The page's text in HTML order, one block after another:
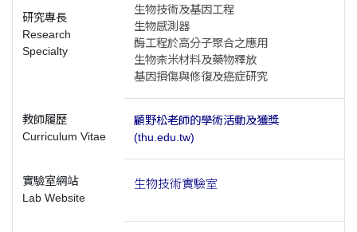
研究專長
Research
Specialty
生物技術及基因工程
生物感測器
酶工程於高分子聚合之應用
生物柰米材料及藥物釋放
基因損傷與修復及癌症研究
教師履歷
Curriculum Vitae
顧野松老師的學術活動及獲獎
(thu.edu.tw)
實驗室網站
Lab Website
生物技術實驗室